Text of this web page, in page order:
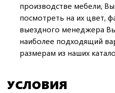
производстве мебели,
посмотреть на их цвет,
выездного менеджера
наиболее подходящий
размерам из наших
УСЛОВИЯ